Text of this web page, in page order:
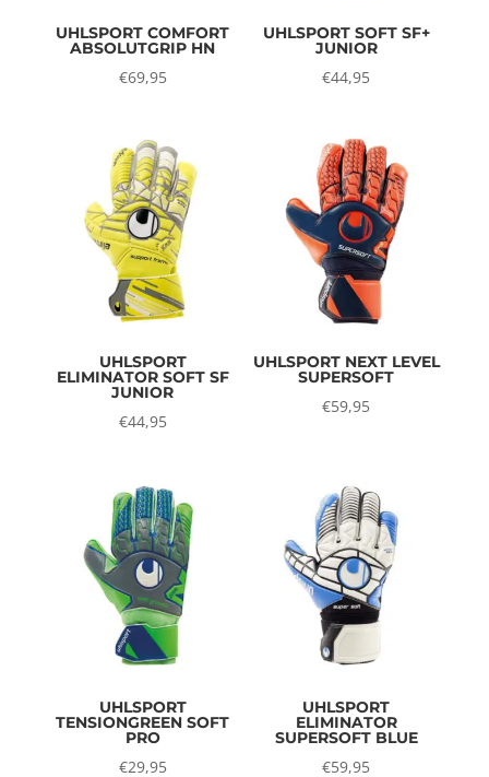
UHLSPORT COMFORT
ABSOLUTGRIP HN
€69,95
UHLSPORT SOFT SF+
JUNIOR
€44,95
UHLSPORT
ELIMINATOR SOFT SF
JUNIOR
€44,95
UHLSPORT NEXT LEVEL
SUPERSOFT
€59,95
UHLSPORT
TENSIONGREEN SOFT
PRO
€29,95
UHLSPORT
ELIMINATOR
SUPERSOFT BLUE
€59,95